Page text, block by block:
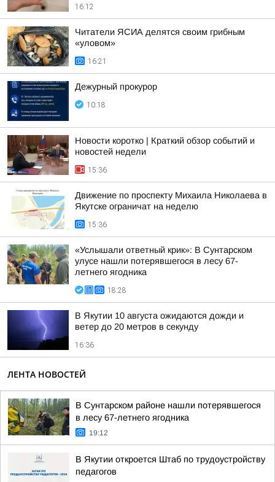
16:12
Читатели ЯСИА делятся своим грибным
«уловом»
16:21
Дежурный прокурор
10:18
Новости коротко | Краткий обзор событий и
новостей недели
15:36
Движение по проспекту Михаила Николаева в
Якутске ограничат на неделю
15:36
«Услышали ответный крик»: В Сунтарском
улусе нашли потерявшегося в лесу 67-
летнего ягодника
18:28
В Якутии 10 августа ожидаются дожди и
ветер до 20 метров в секунду
16:36
ЛЕНТА НОВОСТЕЙ
В Сунтарском районе нашли потерявшегося
в лесу 67-летнего ягодника
19:12
В Якутии откроется Штаб по трудоустройству
педагогов